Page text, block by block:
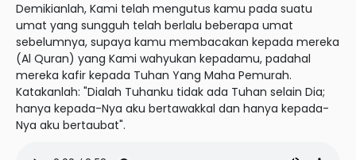
Demikianlah, Kami telah mengutus kamu pada suatu
umat yang sungguh telah berlalu beberapa umat
sebelumnya, supaya kamu membacakan kepada mereka
(Al Quran) yang Kami wahyukan kepadamu, padahal
mereka kafir kepada Tuhan Yang Maha Pemurah.
Katakanlah: "Dialah Tuhanku tidak ada Tuhan selain Dia;
hanya kepada-Nya aku bertawakkal dan hanya kepada-
Nya aku bertaubat".